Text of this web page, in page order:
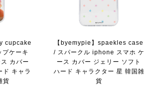
cupcake
ケーキ
カバー
ド キャラ
貨
【byemypie】spaekles case
/ スパークル iphone スマホ ケ
ース カバー ジェリー ソフト
ハード キャラクター 星 韓国雑
貨